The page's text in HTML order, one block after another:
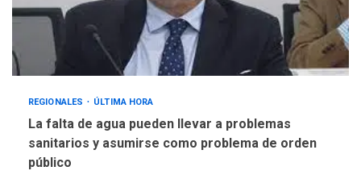
REGIONALES ÚLTIMA HORA
La falta de agua pueden llevar a problemas
sanitarios y asumirse como problema de orden
público